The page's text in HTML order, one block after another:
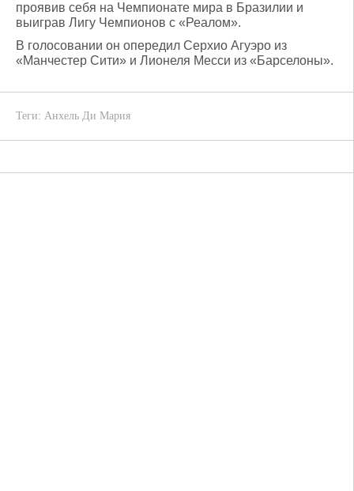
проявив себя на Чемпионате мира в Бразилии и
выиграв Лигу Чемпионов с «Реалом».
В голосовании он опередил Серхио Агуэро из
«Манчестер Сити» и Лионеля Месси из «Барселоны».
Теги: Анхель Ди Мария